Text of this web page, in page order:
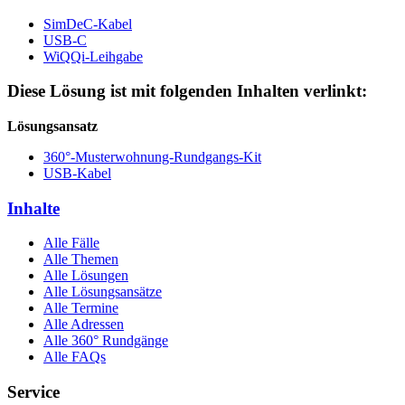
SimDeC-Kabel
USB-C
WiQQi-Leihgabe
Diese Lösung ist mit folgenden Inhalten verlinkt:
Lösungsansatz
360°-Musterwohnung-Rundgangs-Kit
USB-Kabel
Inhalte
Alle Fälle
Alle Themen
Alle Lösungen
Alle Lösungsansätze
Alle Termine
Alle Adressen
Alle 360° Rundgänge
Alle FAQs
Service